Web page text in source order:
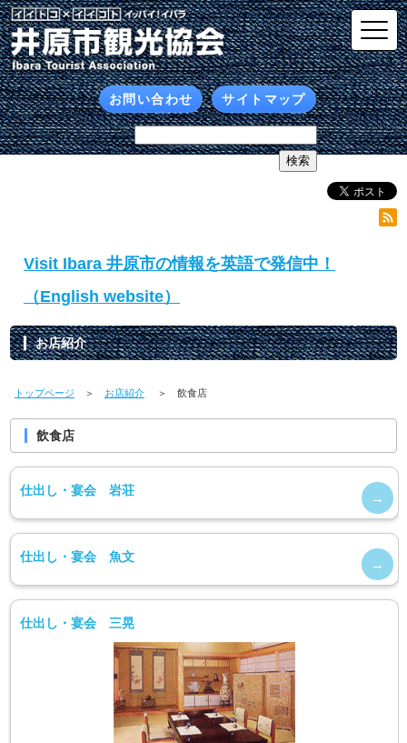
お問い合わせ サイトマップ
Visit Ibara 井原市の情報を英語で発信中！
（English website）
お店紹介
トップページ ＞ お店紹介＞ 飲食店
飲食店
仕出し・宴会 岩荘
仕出し・宴会 魚文
仕出し・宴会 三晃